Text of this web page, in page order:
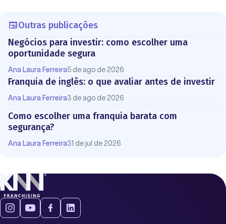
Outras publicações
Negócios para investir: como escolher uma
oportunidade segura
Ana Laura Ferreira5 de ago de 2026
Franquia de inglês: o que avaliar antes de investir
Ana Laura Ferreira3 de ago de 2026
Como escolher uma franquia barata com
segurança?
Ana Laura Ferreira31 de jul de 2026